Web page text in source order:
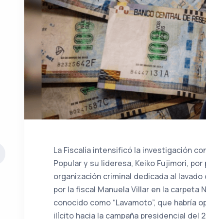
La Fiscalía intensificó la investigación
Popular y su lideresa, Keiko Fujimori,
organización criminal dedicada al
por la fiscal Manuela Villar en la carpeta
conocido como “Lavamoto”, que habría
ilícito hacia la campaña presidencial del